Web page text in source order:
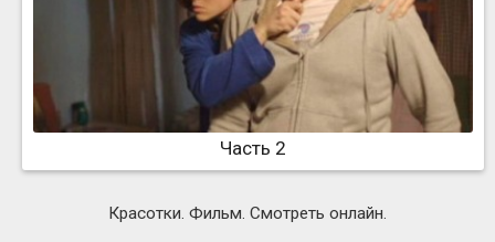
Часть 2
Красотки. Фильм. Смотреть онлайн.